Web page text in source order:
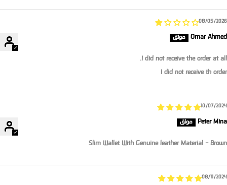
08/05/2026
Omar Ahmed
I did not receive the order at all.
I did not receive th order
10/07/2024
Peter Mina
Slim Wallet With Genuine leather Material - Brown
08/11/2024